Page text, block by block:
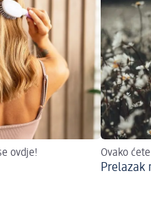
ovdje! Ovako
Prelazak